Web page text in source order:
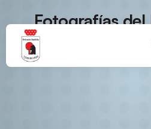
Fotografías del
promoción